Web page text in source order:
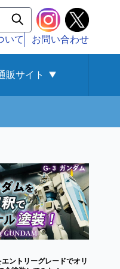
いて お問い合わせ
販サイト
ントリーグレードでオリ